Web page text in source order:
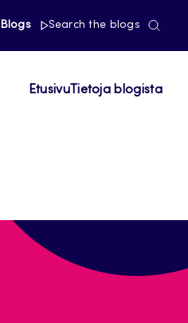
Blogs Search the blogs
EtusivuTietoja blogista